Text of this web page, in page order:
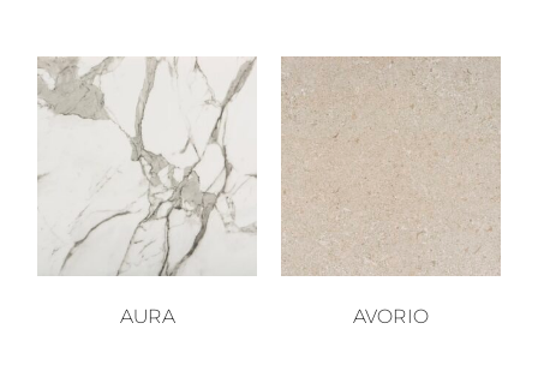
AURA AVORIO